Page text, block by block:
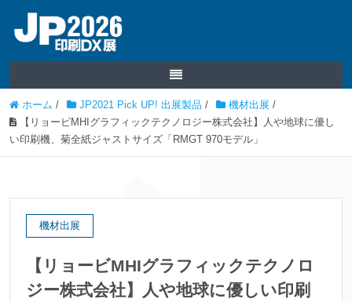
ホーム / JP2021 Pick UP! 出展製品 / 機材出展 /
【リョービMHIグラフィックテクノロジー株式会社】人や地球に優し
い印刷機、菊全紙ジャストサイズ「RMGT 970モデル」
機材出展
【リョービMHIグラフィックテクノロ
ジー株式会社】人や地球に優しい印刷